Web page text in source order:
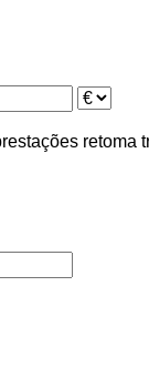
retoma